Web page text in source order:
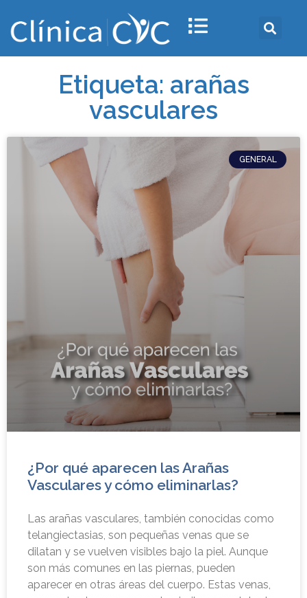
Etiqueta: arañas
vasculares
GENERAL
¿Por qué aparecen las Arañas
Vasculares y cómo eliminarlas?
Las arañas vasculares, también conocidas como
telangiectasias, son pequeñas venas que se
dilatan y se vuelven visibles bajo la piel. Aunque
son más comunes en las piernas, pueden
aparecer en otras áreas del cuerpo. Estas venas,